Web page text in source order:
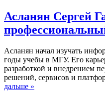
Асланян Сергей
Асланян начал изучать
годы учебы в МГУ. Его
разработкой и внедрением
решений, сервисов и
дальше »